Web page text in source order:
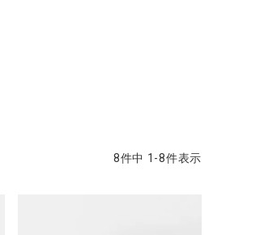
8件中 1 -8件表示